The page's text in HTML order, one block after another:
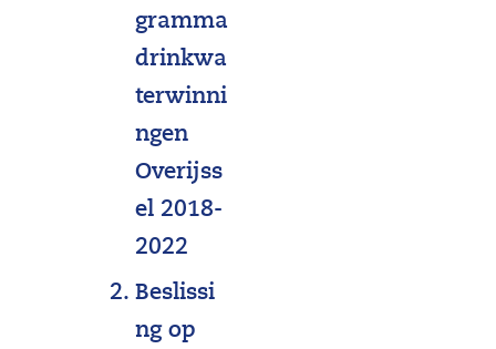
gramma
drinkwa
terwinni
ngen
Overijss
el 2018-
2022
Beslissi
ng op